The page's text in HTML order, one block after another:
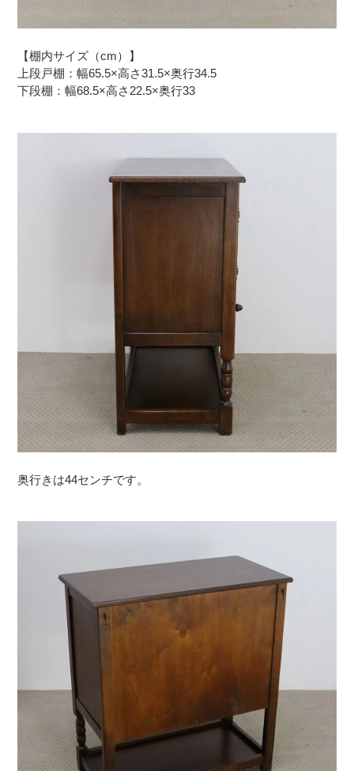
【棚内サイズ（cm）】
上段戸棚：幅65.5×高さ31.5×奥行34.5
下段棚：幅68.5×高さ22.5×奥行33
奥行きは44センチです。